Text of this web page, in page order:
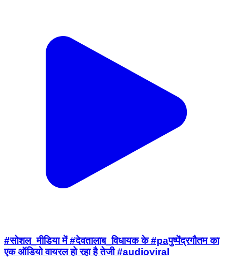
#सोशल_मीडिया में #देवतालाब_विधायक के #paपुष्पेंद्रगौतम का
एक ऑडियो वायरल हो रहा है तेजी #audioviral